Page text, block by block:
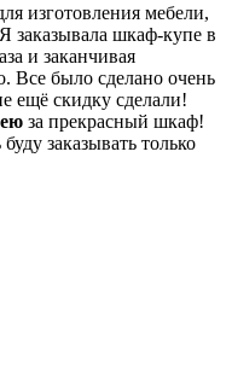
изготовления мебели,
заказывала шкаф-купе в
и заканчивая
Все было сделано очень
ещё скидку сделали!
за прекрасный шкаф!
заказывать только